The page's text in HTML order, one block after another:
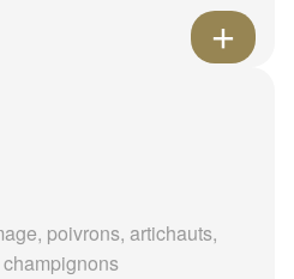
poivrons, artichauts,